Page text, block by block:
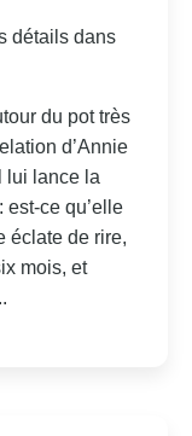
détails dans
du pot très
d’Annie
lui lance la
ce qu’elle
éclate de rire,
mois, et